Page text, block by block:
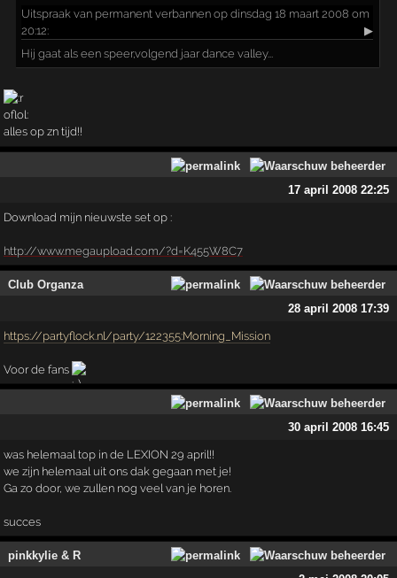
Uitspraak van permanent verbannen op dinsdag 18 maart 2008 om
20:12:
▶
Hij gaat als een speer,volgend jaar dance valley...
alles op zn tijd!!
17 april 2008 22:25
Download mijn nieuwste set op :
http://www.megaupload.com/?d=K455W8C7
Club Organza
28 april 2008 17:39
https://partyflock.nl/party/122355:Morning_Mission
Voor de fans
30 april 2008 16:45
was helemaal top in de LEXION 29 april!!
we zijn helemaal uit ons dak gegaan met je!
Ga zo door, we zullen nog veel van je horen.
succes
pinkkylie & R